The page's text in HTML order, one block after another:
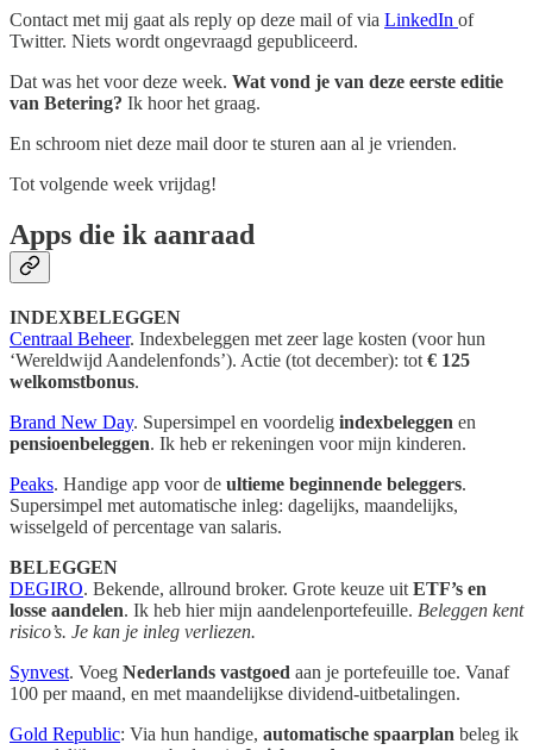
Contact met mij gaat als reply op deze mail of via LinkedIn of
Twitter. Niets wordt ongevraagd gepubliceerd.
Dat was het voor deze week. Wat vond je van deze eerste editie
van Betering? Ik hoor het graag.
En schroom niet deze mail door te sturen aan al je vrienden.
Tot volgende week vrijdag!
Apps die ik aanraad
INDEXBELEGGEN
Centraal Beheer. Indexbeleggen met zeer lage kosten (voor hun
‘Wereldwijd Aandelenfonds’). Actie (tot december): tot € 125
welkomstbonus.
Brand New Day. Supersimpel en voordelig indexbeleggen en
pensioenbeleggen. Ik heb er rekeningen voor mijn kinderen.
Peaks. Handige app voor de ultieme beginnende beleggers.
Supersimpel met automatische inleg: dagelijks, maandelijks,
wisselgeld of percentage van salaris.
BELEGGEN
DEGIRO. Bekende, allround broker. Grote keuze uit ETF’s en
losse aandelen. Ik heb hier mijn aandelenportefeuille. Beleggen kent
risico’s. Je kan je inleg verliezen.
Synvest. Voeg Nederlands vastgoed aan je portefeuille toe. Vanaf
100 per maand, en met maandelijkse dividend-uitbetalingen.
Gold Republic: Via hun handige, automatische spaarplan beleg ik